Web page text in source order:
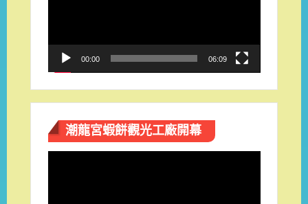
00:00 06:09
潮龍宮蝦餅觀光工廠開幕